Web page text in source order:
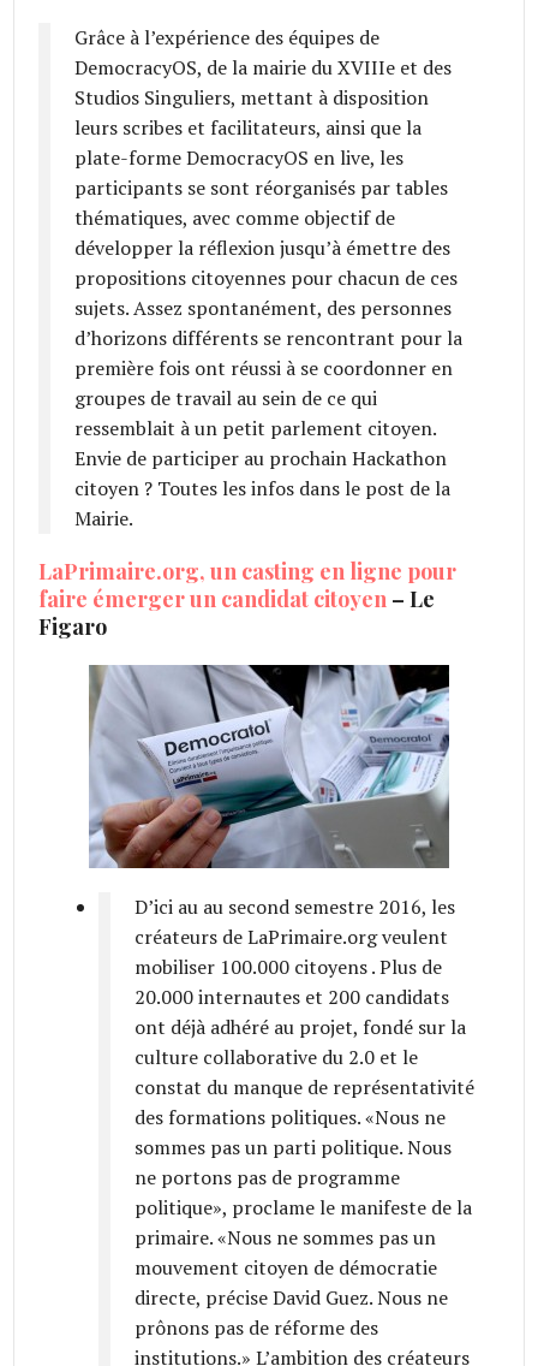
Grâce à l’expérience des équipes de
DemocracyOS, de la mairie du XVIIIe et des
Studios Singuliers, mettant à disposition
leurs scribes et facilitateurs, ainsi que la
plate-forme DemocracyOS en live, les
participants se sont réorganisés par tables
thématiques, avec comme objectif de
développer la réflexion jusqu’à émettre des
propositions citoyennes pour chacun de ces
sujets. Assez spontanément, des personnes
d’horizons différents se rencontrant pour la
première fois ont réussi à se coordonner en
groupes de travail au sein de ce qui
ressemblait à un petit parlement citoyen.
Envie de participer au prochain Hackathon
citoyen ? Toutes les infos dans le post de la
Mairie.
LaPrimaire.org, un casting en ligne pour
faire émerger un candidat citoyen – Le
Figaro
D’ici au au second semestre 2016, les
créateurs de LaPrimaire.org veulent
mobiliser 100.000 citoyens . Plus de
20.000 internautes et 200 candidats
ont déjà adhéré au projet, fondé sur la
culture collaborative du 2.0 et le
constat du manque de représentativité
des formations politiques. «Nous ne
sommes pas un parti politique. Nous
ne portons pas de programme
politique», proclame le manifeste de la
primaire. «Nous ne sommes pas un
mouvement citoyen de démocratie
directe, précise David Guez. Nous ne
prônons pas de réforme des
institutions.» L’ambition des créateurs